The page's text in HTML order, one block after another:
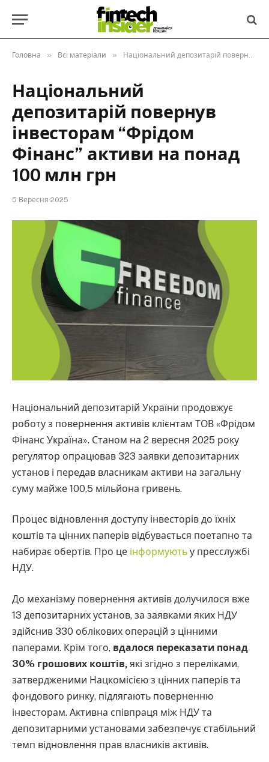
Головна » Всі матеріали » Національний депозитарій повернув інвесторам “Фрідом Фінанс” активи на понад 100 млн грн
Національний
депозитарій повернув
інвесторам “Фрідом
Фінанс” активи на понад
100 млн грн
5 Вересня 2025
Національний депозитарій України продовжує
роботу з повернення активів клієнтам ТОВ «Фрідом
Фінанс Україна». Станом на 2 вересня 2025 року
регулятор опрацював 323 заявки депозитарних
установ і передав власникам активи на загальну
суму майже 100,5 мільйона гривень.
Процес відновлення доступу інвесторів до їхніх
коштів та цінних паперів відбувається поетапно та
набирає обертів. Про це інформують у пресслужбі
НДУ.
До механізму повернення активів долучилося вже
13 депозитарних установ, за заявками яких НДУ
здійснив 330 облікових операцій з цінними
паперами. Крім того, вдалося переказати понад
30% грошових коштів, які згідно з переліками,
затвердженими Нацкомісією з цінних паперів та
фондового ринку, підлягають поверненню
інвесторам. Активна співпраця між НДУ та
депозитарними установами забезпечує стабільний
темп відновлення прав власників активів.